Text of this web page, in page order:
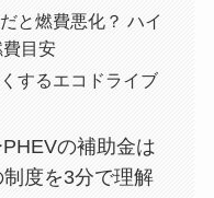
と燃費悪化？ ハイ
目安
するエコドライブ
PHEVの補助金は
度を3分で理解